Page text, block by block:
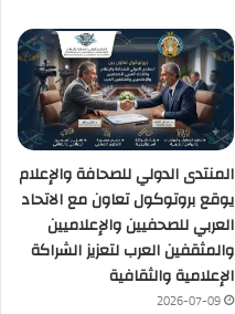
المنتدى الدولي للصحافة والإعلام
يوقع بروتوكول تعاون مع الاتحاد
العربي للصحفيين والإعلاميين
والمثقفين العرب لتعزيز الشراكة
الإعلامية والثقافية
2026-07-09